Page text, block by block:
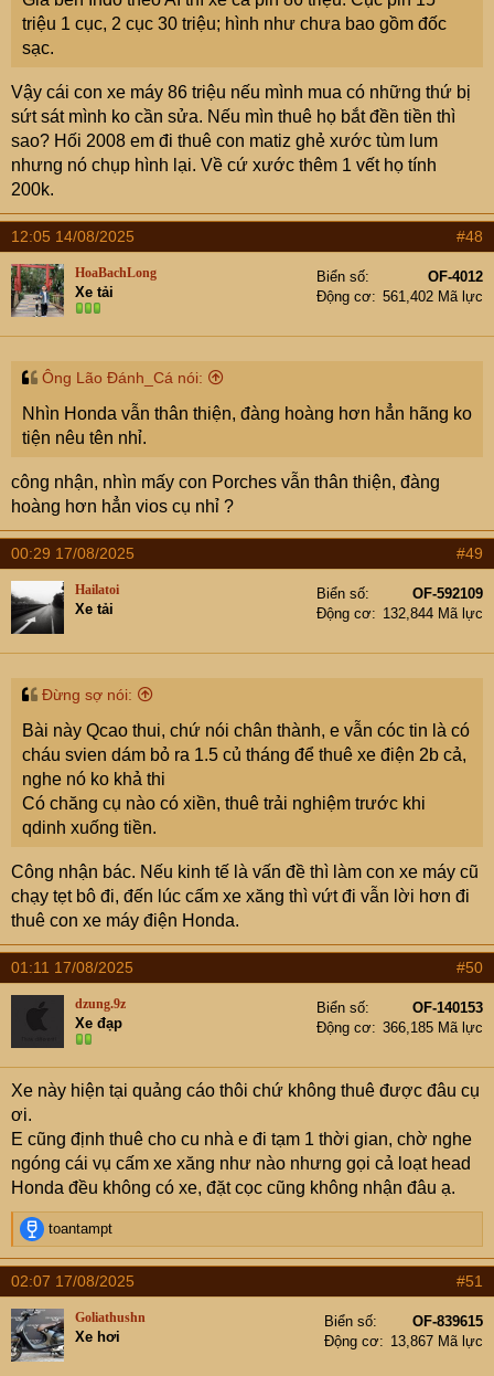
triệu 1 cục, 2 cục 30 triệu; hình như chưa bao gồm đốc
sạc.
Vậy cái con xe máy 86 triệu nếu mình mua có những thứ bị
sứt sát mình ko cần sửa. Nếu mìn thuê họ bắt đền tiền thì
sao? Hối 2008 em đi thuê con matiz ghẻ xước tùm lum
nhưng nó chụp hình lại. Về cứ xước thêm 1 vết họ tính
200k.
12:05 14/08/2025 #48
HoaBachLong
Xe tải
Biển số
OF-4012
Động cơ
561,402 Mã lực
Ông Lão Đánh_Cá nói:
Nhìn Honda vẫn thân thiện, đàng hoàng hơn hẳn hãng ko
tiện nêu tên nhỉ.
công nhận, nhìn mấy con Porches vẫn thân thiện, đàng
hoàng hơn hẳn vios cụ nhỉ ?
00:29 17/08/2025 #49
Hailatoi
Xe tải
Biển số
OF-592109
Động cơ
132,844 Mã lực
Đừng sợ nói:
Bài này Qcao thui, chứ nói chân thành, e vẫn cóc tin là có
cháu svien dám bỏ ra 1.5 củ tháng để thuê xe điện 2b cả,
nghe nó ko khả thi
Có chăng cụ nào có xiền, thuê trải nghiệm trước khi
qdinh xuống tiền.
Công nhận bác. Nếu kinh tế là vấn đề thì làm con xe máy cũ
chạy tẹt bô đi, đến lúc cấm xe xăng thì vứt đi vẫn lời hơn đi
thuê con xe máy điện Honda.
01:11 17/08/2025 #50
dzung.9z
Xe đạp
Biển số
OF-140153
Động cơ
366,185 Mã lực
Xe này hiện tại quảng cáo thôi chứ không thuê được đâu cụ
ơi.
E cũng định thuê cho cu nhà e đi tạm 1 thời gian, chờ nghe
ngóng cái vụ cấm xe xăng như nào nhưng gọi cả loạt head
Honda đều không có xe, đặt cọc cũng không nhận đâu ạ.
R
e
a
t
i
o
n
toantampt
02:07 17/08/2025 #51
Goliathushn
Xe hơi
Biển số
OF-839615
Động cơ
13,867 Mã lực